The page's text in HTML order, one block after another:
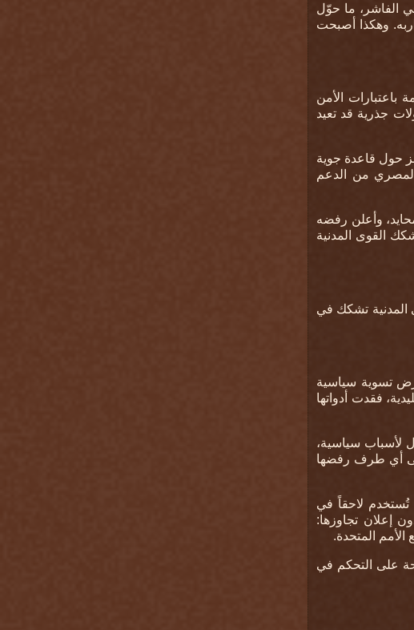
الفاشر، ما حوّل
وهكذا أصبحت
الأمن
جذرية قد تعيد
حول قاعدة جوية
المصري من الدعم
وأعلن رفضه
القوى المدنية
المدنية تشكك في
تسوية سياسية
فقدت أدواتها
لأسباب سياسية،
على أي طرف رفضها
تُستخدم لاحقاً في
إعلان تجاوزها:
الأمم المتحدة.
على التحكم في